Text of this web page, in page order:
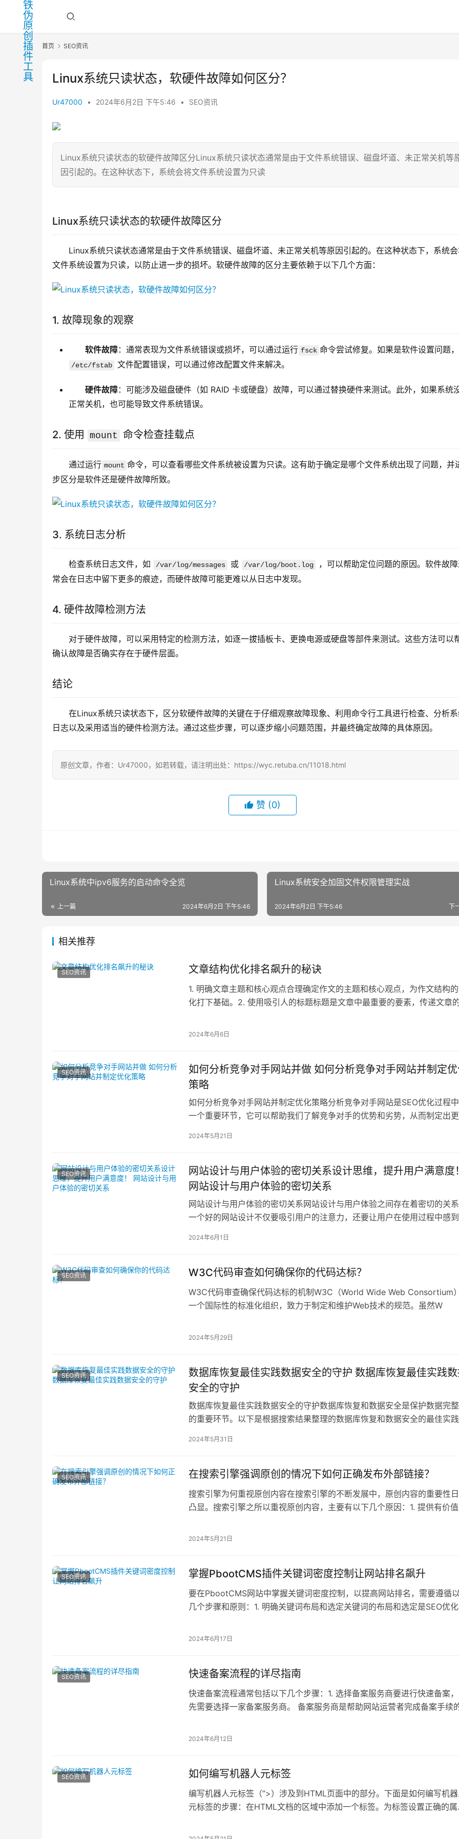
首页 SEO资讯
Linux系统只读状态，软硬件故障如何区分？
Ur47000 • 2024年6月2日 下午5:46 • SEO资讯
Linux系统只读状态的软硬件故障区分Linux系统只读状态通常是由于文件系统错误、磁盘坏道、未正常关机等
因引起的。在这种状态下，系统会将文件系统设置为只读
Linux系统只读状态的软硬件故障区分
Linux系统只读状态通常是由于文件系统错误、磁盘坏道、未正常关机等原因引起的。在这种状态下，系统
文件系统设置为只读，以防止进一步的损坏。软硬件故障的区分主要依赖于以下几个方面：
1. 故障现象的观察
软件故障：通常表现为文件系统错误或损坏，可以通过运行 fsck 命令尝试修复。如果是软件设置问题
/etc/fstab 文件配置错误，可以通过修改配置文件来解决。
硬件故障：可能涉及磁盘硬件（如 RAID 卡或硬盘）故障，可以通过替换硬件来测试。此外，如果系统
正常关机，也可能导致文件系统错误。
2. 使用 mount 命令检查挂载点
通过运行 mount 命令，可以查看哪些文件系统被设置为只读。这有助于确定是哪个文件系统出现了问题，并
步区分是软件还是硬件故障所致。
3. 系统日志分析
检查系统日志文件，如 /var/log/messages 或 /var/log/boot.log
，可以帮助定位问题的原因。软件故
常会在日志中留下更多的痕迹，而硬件故障可能更难以从日志中发现。
4. 硬件故障检测方法
对于硬件故障，可以采用特定的检测方法，如逐一拔插板卡、更换电源或硬盘等部件来测试。这些方法可以
确认故障是否确实存在于硬件层面。
结论
在Linux系统只读状态下，区分软硬件故障的关键在于仔细观察故障现象、利用命令行工具进行检查、分析
日志以及采用适当的硬件检测方法。通过这些步骤，可以逐步缩小问题范围，并最终确定故障的具体原因。
原创文章，作者：Ur47000，如若转载，请注明出处：https://wyc.retuba.cn/11018.html
赞 (0)
Linux系统中ipv6服务的启动命令全览
上一篇 2024年6月2日 下午5:46
Linux系统安全加固文件权限管理实战
下
2024年6月2日 下午5:46
相关推荐
SEO资讯 文章结构优化排名飙升的秘诀
1. 明确文章主题和核心观点合理确定作文的主题和核心观点，为作文结构
化打下基础。2. 使用吸引人的标题标题是文章中最重要的要素，传递文章
2024年6月6日
SEO资讯
如何分析竞争对手网站并做 如何分析竞争对手网站并制定
策略
如何分析竞争对手网站并制定优化策略分析竞争对手网站是SEO优化过程
一个重要环节，它可以帮助我们了解竞争对手的优势和劣势，从而制定出
2024年5月21日
SEO资讯
网站设计与用户体验的密切关系设计思维，提升用户满意度
网站设计与用户体验的密切关系
网站设计与用户体验的密切关系网站设计与用户体验之间存在着密切的关
一个好的网站设计不仅要吸引用户的注意力，还要让用户在使用过程中感
2024年6月1日
SEO资讯 W3C代码审查如何确保你的代码达标？
W3C代码审查确保代码达标的机制W3C（World Wide Web Consortium
一个国际性的标准化组织，致力于制定和维护Web技术的规范。虽然W
2024年5月29日
SEO资讯
数据库恢复最佳实践数据安全的守护 数据库恢复最佳实践
安全的守护
数据库恢复最佳实践数据安全的守护数据库恢复和数据安全是保护数据完
的重要环节。以下是根据搜索结果整理的数据库恢复和数据安全的最佳实
2024年5月31日
SEO资讯 在搜索引擎强调原创的情况下如何正确发布外部链接？
搜索引擎为何重视原创内容在搜索引擎的不断发展中，原创内容的重要性
凸显。搜索引擎之所以重视原创内容，主要有以下几个原因：1. 提供有价
2024年5月21日
SEO资讯 掌握PbootCMS插件关键词密度控制让网站排名飙升
要在PbootCMS网站中掌握关键词密度控制，以提高网站排名，需要遵循
几个步骤和原则：1. 明确关键词布局和选定关键词的布局和选定是SEO优
2024年6月17日
SEO资讯 快速备案流程的详尽指南
快速备案流程通常包括以下几个步骤：1. 选择备案服务商要进行快速备案
先需要选择一家备案服务商。 备案服务商是帮助网站运营者完成备案手续
2024年6月12日
SEO资讯 如何编写机器人元标签
编写机器人元标签（”>）涉及到HTML页面中的部分。下面是如何编写机
元标签的步骤：在HTML文档的区域中添加一个标签。为标签设置正确的属